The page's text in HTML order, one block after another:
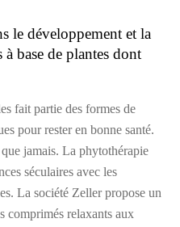
le développement et la
base de plantes dont
fait partie des formes de
pour rester en bonne santé.
jamais. La phytothérapie
séculaires avec les
La société Zeller propose un
comprimés relaxants aux